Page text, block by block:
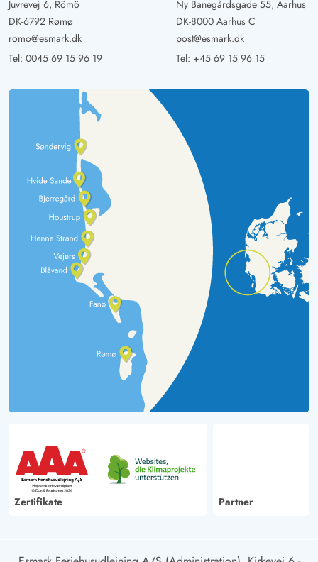
Juvrevej 6, Römö
DK-6792 Rømø
romo@esmark.dk
Tel: 0045 69 15 96 19
Ny Banegårdsgade 55, Aarhus
DK-8000 Aarhus C
post@esmark.dk
Tel: +45 69 15 96 15
Zertifikate Partner